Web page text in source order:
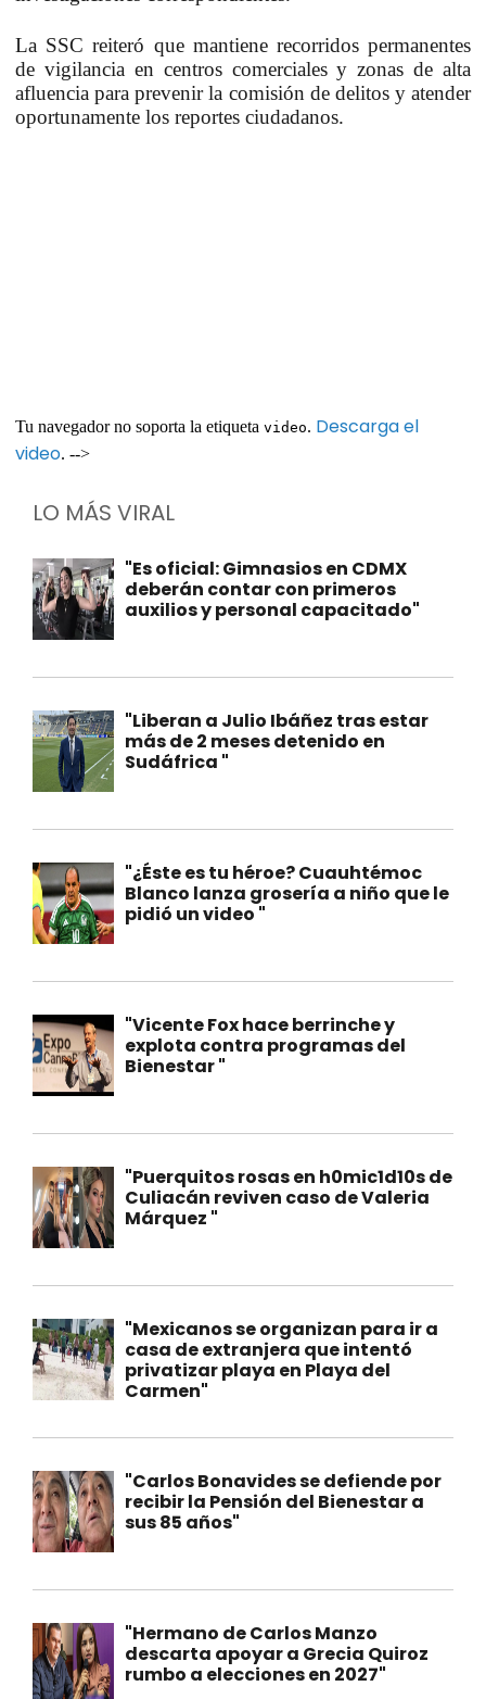
La SSC reiteró que mantiene recorridos permanentes
de vigilancia en centros comerciales y zonas de alta
afluencia para prevenir la comisión de delitos y atender
oportunamente los reportes ciudadanos.
Tu navegador no soporta la etiqueta video. Descarga el
video. -->
LO MÁS VIRAL
"Es oficial: Gimnasios en CDMX
deberán contar con primeros
auxilios y personal capacitado"
"Liberan a Julio Ibáñez tras estar
más de 2 meses detenido en
Sudáfrica "
"¿Éste es tu héroe? Cuauhtémoc
Blanco lanza grosería a niño que le
pidió un video "
"Vicente Fox hace berrinche y
explota contra programas del
Bienestar "
"Puerquitos rosas en h0mic1d10s de
Culiacán reviven caso de Valeria
Márquez "
"Mexicanos se organizan para ir a
casa de extranjera que intentó
privatizar playa en Playa del
Carmen"
"Carlos Bonavides se defiende por
recibir la Pensión del Bienestar a
sus 85 años"
"Hermano de Carlos Manzo
descarta apoyar a Grecia Quiroz
rumbo a elecciones en 2027"